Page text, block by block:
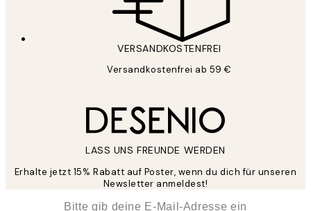
VERSANDKOSTENFREI
Versandkostenfrei ab 59 €
LASS UNS FREUNDE WERDEN
Erhalte jetzt 15% Rabatt auf Poster, wenn du dich für unseren
Newsletter anmeldest!